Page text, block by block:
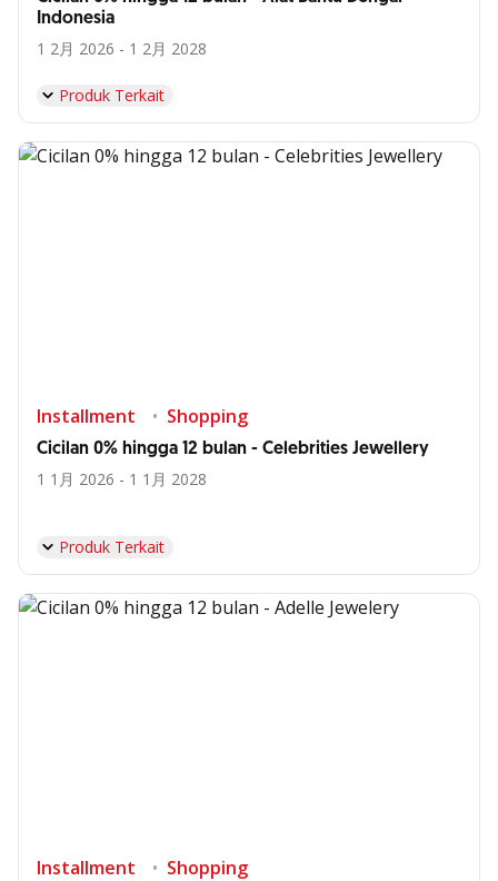
Indonesia
1 2月 2026 - 1 2月 2028
Produk Terkait
Installment Shopping
Cicilan 0% hingga 12 bulan - Celebrities Jewellery
1 1月 2026 - 1 1月 2028
Produk Terkait
Installment Shopping